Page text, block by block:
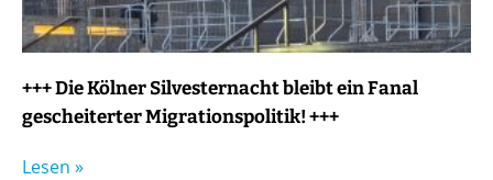
+++ Die Kölner Silvesternacht bleibt ein Fanal
gescheiterter Migrationspolitik! +++
Lesen »